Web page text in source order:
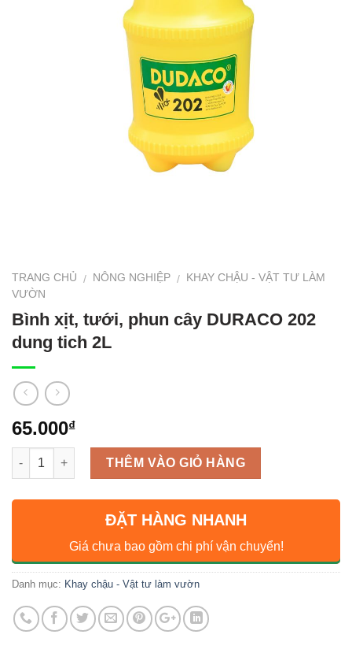
TRANG CHỦ / NÔNG NGHIỆP /
KHAY CHẬU - VẬT TƯ LÀM
VƯỜN
Bình xịt, tưới, phun cây DURACO 202
dung tich 2L
65.000₫
Số lượng THÊM VÀO GIỎ HÀNG
ĐẶT HÀNG NHANH
Giá chưa bao gồm chi phí vận chuyển!
Danh mục: Khay chậu - Vật tư làm vườn